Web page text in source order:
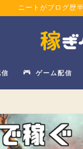
ニートがブログ歴
ゲーム配信